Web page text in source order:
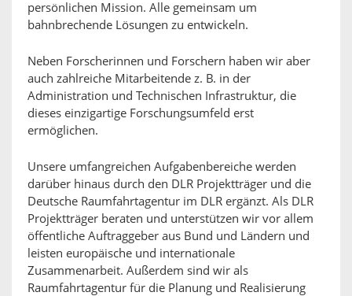
persönlichen Mission. Alle gemeinsam um
bahnbrechende Lösungen zu entwickeln.
Neben Forscherinnen und Forschern haben wir aber
auch zahlreiche Mitarbeitende z. B. in der
Administration und Technischen Infrastruktur, die
dieses einzigartige Forschungsumfeld erst
ermöglichen.
Unsere umfangreichen Aufgabenbereiche werden
darüber hinaus durch den DLR Projektträger und die
Deutsche Raumfahrtagentur im DLR ergänzt. Als DLR
Projektträger beraten und unterstützen wir vor allem
öffentliche Auftraggeber aus Bund und Ländern und
leisten europäische und internationale
Zusammenarbeit. Außerdem sind wir als
Raumfahrtagentur für die Planung und Realisierung